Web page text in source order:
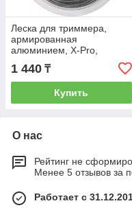
Леска для триммера,
армированная
алюминием, X-Pro,
звезда, 2 мм х 15 м,
блистер Россия Denzel
96196
1 440 ₸
Купить
О нас
Рейтинг не
Менее 5 отзывов за
Работает с